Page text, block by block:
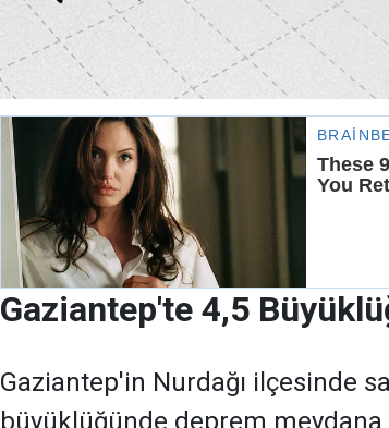
Gaziantep'te 4,5
Gaziantep'in Nurdağı ilçesinde